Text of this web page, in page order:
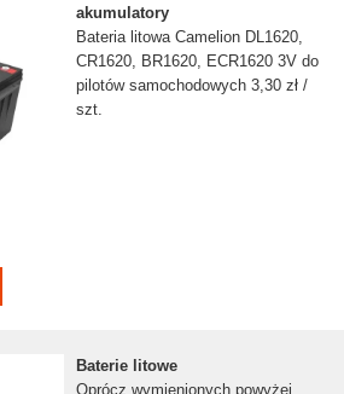
akumulatory
Bateria litowa Camelion DL1620,
CR1620, BR1620, ECR1620 3V do
pilotów samochodowych 3,30 zł /
szt.
Baterie litowe
Oprócz wymienionych powyżej